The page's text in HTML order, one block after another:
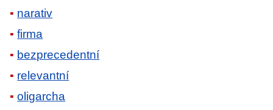
narativ
firma
bezprecedentní
relevantní
oligarcha